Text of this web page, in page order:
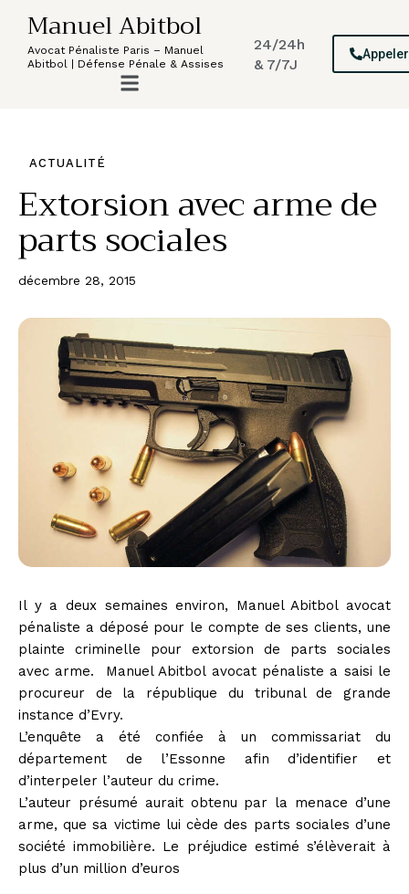
Manuel Abitbol
Avocat Pénaliste Paris – Manuel
Abitbol | Défense Pénale & Assises
24/24h
& 7/7J
Appeler
ACTUALITÉ
Extorsion avec arme de
parts sociales
décembre 28, 2015
Il y a deux semaines environ, Manuel Abitbol avocat
pénaliste a déposé pour le compte de ses clients, une
plainte criminelle pour extorsion de parts sociales
avec arme. Manuel Abitbol avocat pénaliste a saisi le
procureur de la république du tribunal de grande
instance d’Evry.
L’enquête a été confiée à un commissariat du
département de l’Essonne afin d’identifier et
d’interpeler l’auteur du crime.
L’auteur présumé aurait obtenu par la menace d’une
arme, que sa victime lui cède des parts sociales d’une
société immobilière. Le préjudice estimé s’élèverait à
plus d’un million d’euros